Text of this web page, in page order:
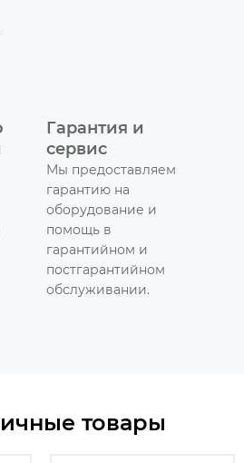
Гарантия и
сервис
Мы предоставляем
гарантию на
оборудование и
помощь в
гарантийном и
постгарантийном
обслуживании.
товары